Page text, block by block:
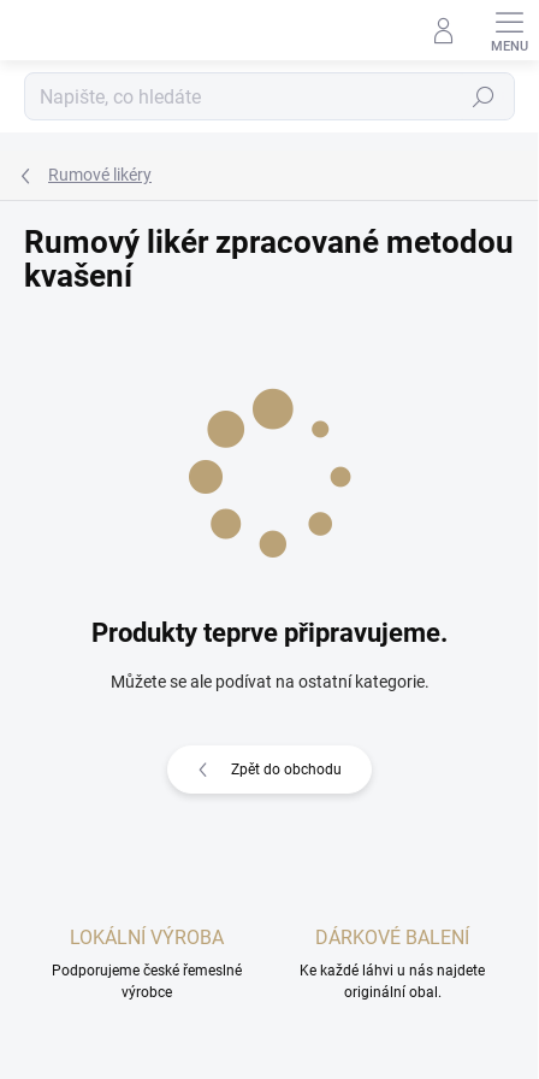
Hledat
Rumové likéry
Rumový likér zpracované metodou
kvašení
Produkty teprve připravujeme.
Můžete se ale podívat na ostatní kategorie.
Zpět do obchodu
LOKÁLNÍ VÝROBA
Podporujeme české řemeslné
výrobce
DÁRKOVÉ BALENÍ
Ke každé láhvi u nás najdete
originální obal.